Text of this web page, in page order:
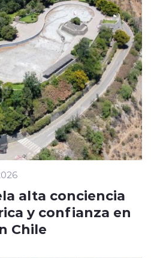
alta conciencia
y confianza en
Chile